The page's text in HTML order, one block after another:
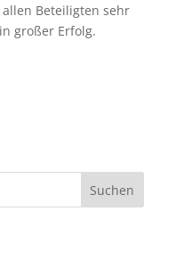
allen Beteiligten sehr
großer Erfolg.